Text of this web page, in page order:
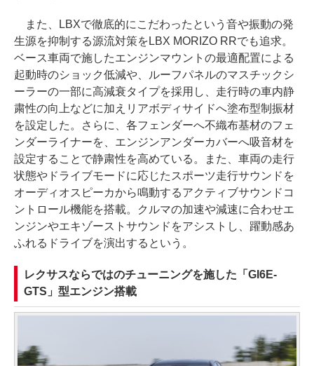
また、LBXで徹底的にこだわったという音や振動の発
生源を抑制する源流対策をLBX MORIZO RRでも追求。
ベース車両で施したエンジンマウントの最適配置による
起動時のショック低減や、ルーフパネルのマスチックシ
ーラーの一部に高減衰タイプを採用し、走行時の車内静
粛性の向上などに加えリアボディサイドへ塗布型制振材
を設定した。さらに、各フェンダーへ不織布基材のフェ
ンダーライナーを、エンジンアンダーカバーへ吸音材を
設定することで静粛性を高めている。また、車両の走行
状態やドライブモードに応じたスポーツ走行サウンドを
オーディオスピーカから鳴動するアクティブサウンドコ
ントロール機能を搭載。クルマの加速や減速に合わせエ
ンジンやエキゾーストサウンドをアシストし、躍動感あ
ふれるドライブを演出するという。
レクサスならではのチューニングを施した「GI6E-
GTS」型エンジン搭載